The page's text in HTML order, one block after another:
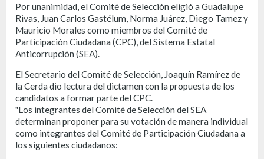
Por unanimidad, el Comité de Selección eligió a Guadalupe
Rivas, Juan Carlos Gastélum, Norma Juárez, Diego Tamez y
Mauricio Morales como miembros del Comité de
Participación Ciudadana (CPC), del Sistema Estatal
Anticorrupción (SEA).
El Secretario del Comité de Selección, Joaquín Ramírez de
la Cerda dio lectura del dictamen con la propuesta de los
candidatos a formar parte del CPC.
"Los integrantes del Comité de Selección del SEA
determinan proponer para su votación de manera individual
como integrantes del Comité de Participación Ciudadana a
los siguientes ciudadanos: